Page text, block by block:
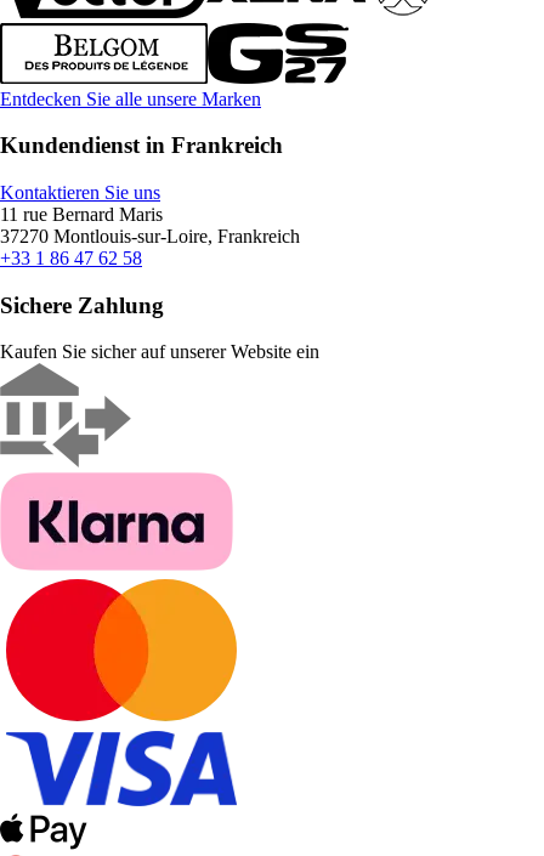
Entdecken Sie alle unsere Marken
Kundendienst in Frankreich
Kontaktieren Sie uns
11 rue Bernard Maris
37270 Montlouis-sur-Loire, Frankreich
+33 1 86 47 62 58
Sichere Zahlung
Kaufen Sie sicher auf unserer Website ein